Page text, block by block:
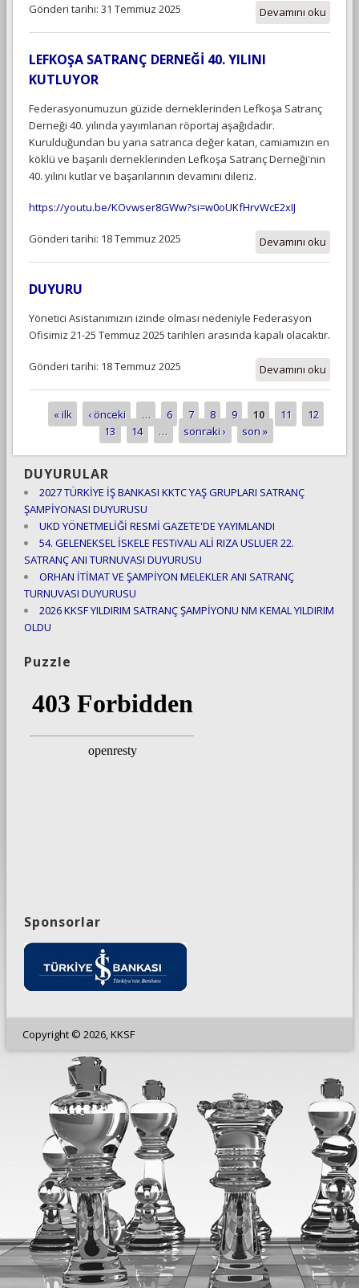
Devamını oku
Gönderi tarihi: 31 Temmuz 2025
LEFKOŞA SATRANÇ DERNEĞİ 40. YILINI
KUTLUYOR
Federasyonumuzun güzide derneklerinden Lefkoşa Satranç
Derneği 40. yılında yayımlanan röportaj aşağıdadır.
Kurulduğundan bu yana satranca değer katan, camiamızın en
köklü ve başarılı derneklerinden Lefkoşa Satranç Derneği'nin
40. yılını kutlar ve başarılarının devamını dileriz.
https://youtu.be/KOvwser8GWw?si=w0oUKfHrvWcE2xIJ
Devamını oku
Gönderi tarihi: 18 Temmuz 2025
DUYURU
Yönetici Asistanımızın izinde olması nedeniyle Federasyon
Ofisimiz 21-25 Temmuz 2025 tarihleri arasında kapalı olacaktır.
Devamını oku
Gönderi tarihi: 18 Temmuz 2025
Sayfalar
« ilk ‹ önceki … 6 7 8 9 10 11
12
13
14 … sonraki › son »
DUYURULAR
2027 TÜRKİYE İŞ BANKASI KKTC YAŞ GRUPLARI SATRANÇ
ŞAMPİYONASI DUYURUSU
UKD YÖNETMELİĞİ RESMİ GAZETE'DE YAYIMLANDI
54. GELENEKSEL İSKELE FESTiVALi ALİ RIZA USLUER 22.
SATRANÇ ANI TURNUVASI DUYURUSU
ORHAN İTİMAT VE ŞAMPİYON MELEKLER ANI SATRANÇ
TURNUVASI DUYURUSU
2026 KKSF YILDIRIM SATRANÇ ŞAMPİYONU NM KEMAL YILDIRIM
OLDU
Puzzle
Sponsorlar
Copyright © 2026, KKSF